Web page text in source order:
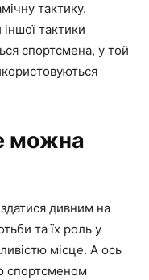
тактику.
іншої тактики
спортсмена, у той
можна
дивним на
та їх роль у
місце. А ось
спортсменом